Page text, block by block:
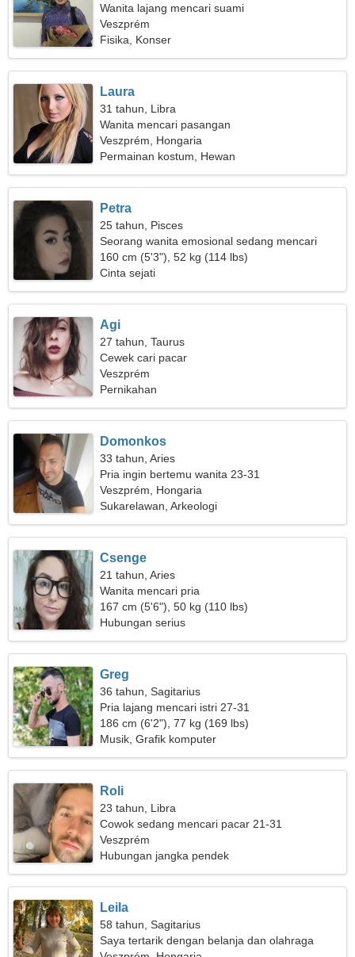
Wanita lajang mencari suami
Veszprém
Fisika, Konser
Laura
31 tahun, Libra
Wanita mencari pasangan
Veszprém, Hongaria
Permainan kostum, Hewan
Petra
25 tahun, Pisces
Seorang wanita emosional sedang mencari
hubungan
160 cm (5'3"), 52 kg (114 lbs)
Cinta sejati
Agi
27 tahun, Taurus
Cewek cari pacar
Veszprém
Pernikahan
Domonkos
33 tahun, Aries
Pria ingin bertemu wanita 23-31
Veszprém, Hongaria
Sukarelawan, Arkeologi
Csenge
21 tahun, Aries
Wanita mencari pria
167 cm (5'6"), 50 kg (110 lbs)
Hubungan serius
Greg
36 tahun, Sagitarius
Pria lajang mencari istri 27-31
186 cm (6'2"), 77 kg (169 lbs)
Musik, Grafik komputer
Roli
23 tahun, Libra
Cowok sedang mencari pacar 21-31
Veszprém
Hubungan jangka pendek
Leila
58 tahun, Sagitarius
Saya tertarik dengan belanja dan olahraga